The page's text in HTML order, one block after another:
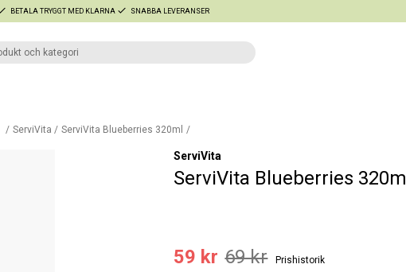
BETALA TRYGGT MED KLARNA SNABBA LEVERANSER
ServiVita ServiVita Blueberries 320ml
ServiVita
ServiVita Blueberries 320ml
59 kr 69 kr Prishistorik